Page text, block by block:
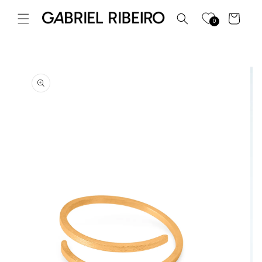
para o
conteúdo
0Carrinho
informação
do produto